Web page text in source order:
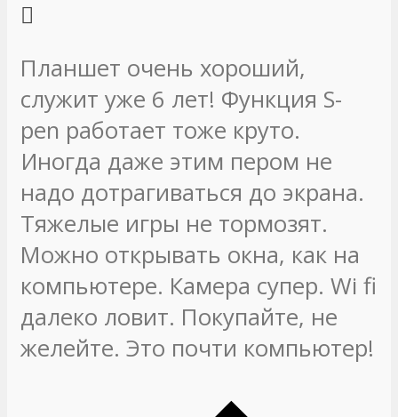
Планшет очень хороший,
служит уже 6 лет! Функция S-
pen работает тоже круто.
Иногда даже этим пером не
надо дотрагиваться до экрана.
Тяжелые игры не тормозят.
Можно открывать окна, как на
компьютере. Камера супер. Wi fi
далеко ловит. Покупайте, не
желейте. Это почти компьютер!